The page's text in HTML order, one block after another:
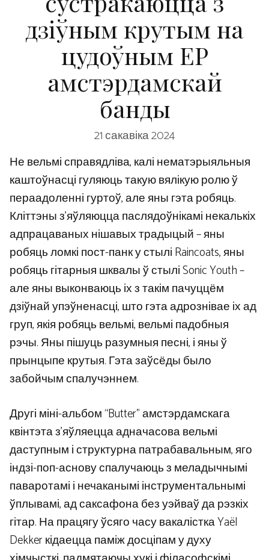
дзіўным крутым на
цудоўным EP
амстэрдамскай
банды
21 сакавіка 2024
Не вельмі справядліва, калі нематэрыяльныя
каштоўнасці гуляюць такую ​​вялікую ролю ў
пераадоленні гуртоў, але яны гэта робяць.
Кліттэны з’яўляюцца паслядоўнікамі некалькіх
адпрацаваных нішавых традыцый – яны
робяць ломкі пост-панк у стылі Raincoats, яны
робяць гітарныя шквалы ў стылі Sonic Youth –
але яны выконваюць іх з такім пачуццём
дзіўнай упэўненасці, што гэта адрознівае іх ад
груп, якія робяць вельмі, вельмі падобныя
рэчы. Яны пішуць разумныя песні, і яны ў
прынцыпе крутыя. Гэта заўсёды было
забойчым спалучэннем.
Другі міні-альбом “Butter” амстэрдамскага
квінтэта з’яўляецца адначасова вельмі
даступным і структурна патрабавальным, яго
індзі-поп-аснову спалучаюць з меладычнымі
паваротамі і нечаканымі інструментальнымі
ўплывамі, ад саксафона без уэйваў да рэзкіх
гітар. На працягу ўсяго часу вакалістка Yaël
Dekker кідаецца паміж досціпам у духу